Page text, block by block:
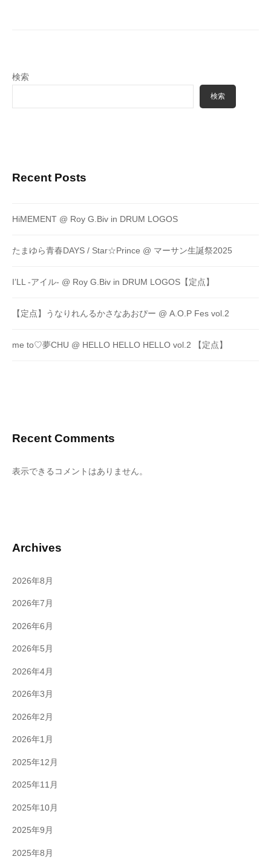
検索
検索
Recent Posts
HiMEMENT @ Roy G.Biv in DRUM LOGOS
たまゆら青春DAYS / Star☆Prince @ マーサン生誕祭2025
I’LL -アイル- @ Roy G.Biv in DRUM LOGOS【定点】
【定点】うなりれんるかさなあおぴー @ A.O.P Fes vol.2
me to♡夢CHU @ HELLO HELLO HELLO vol.2 【定点】
Recent Comments
表示できるコメントはありません。
Archives
2026年8月
2026年7月
2026年6月
2026年5月
2026年4月
2026年3月
2026年2月
2026年1月
2025年12月
2025年11月
2025年10月
2025年9月
2025年8月